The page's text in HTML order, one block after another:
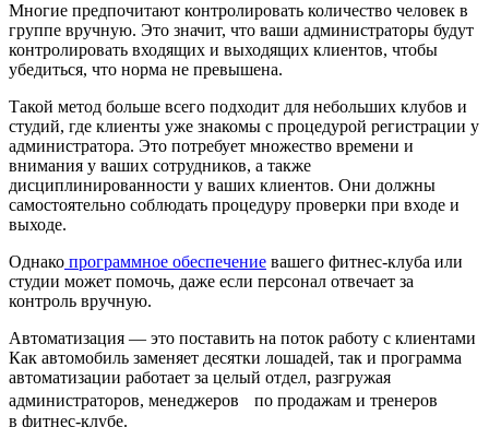
Многие предпочитают контролировать количество человек в
группе вручную. Это значит, что ваши администраторы будут
контролировать входящих и выходящих клиентов, чтобы
убедиться, что норма не превышена.
Такой метод больше всего подходит для небольших клубов и
студий, где клиенты уже знакомы с процедурой регистрации у
администратора. Это потребует множество времени и
внимания у ваших сотрудников, а также
дисциплинированности у ваших клиентов. Они должны
самостоятельно соблюдать процедуру проверки при входе и
выходе.
Однако программное обеспечение вашего фитнес-клуба или
студии может помочь, даже если персонал отвечает за
контроль вручную.
Автоматизация — это поставить на поток работу с клиентами
Как автомобиль заменяет десятки лошадей, так и программа
автоматизации работает за целый отдел, разгружая
администраторов, менеджеров по продажам и тренеров
в фитнес-клубе.